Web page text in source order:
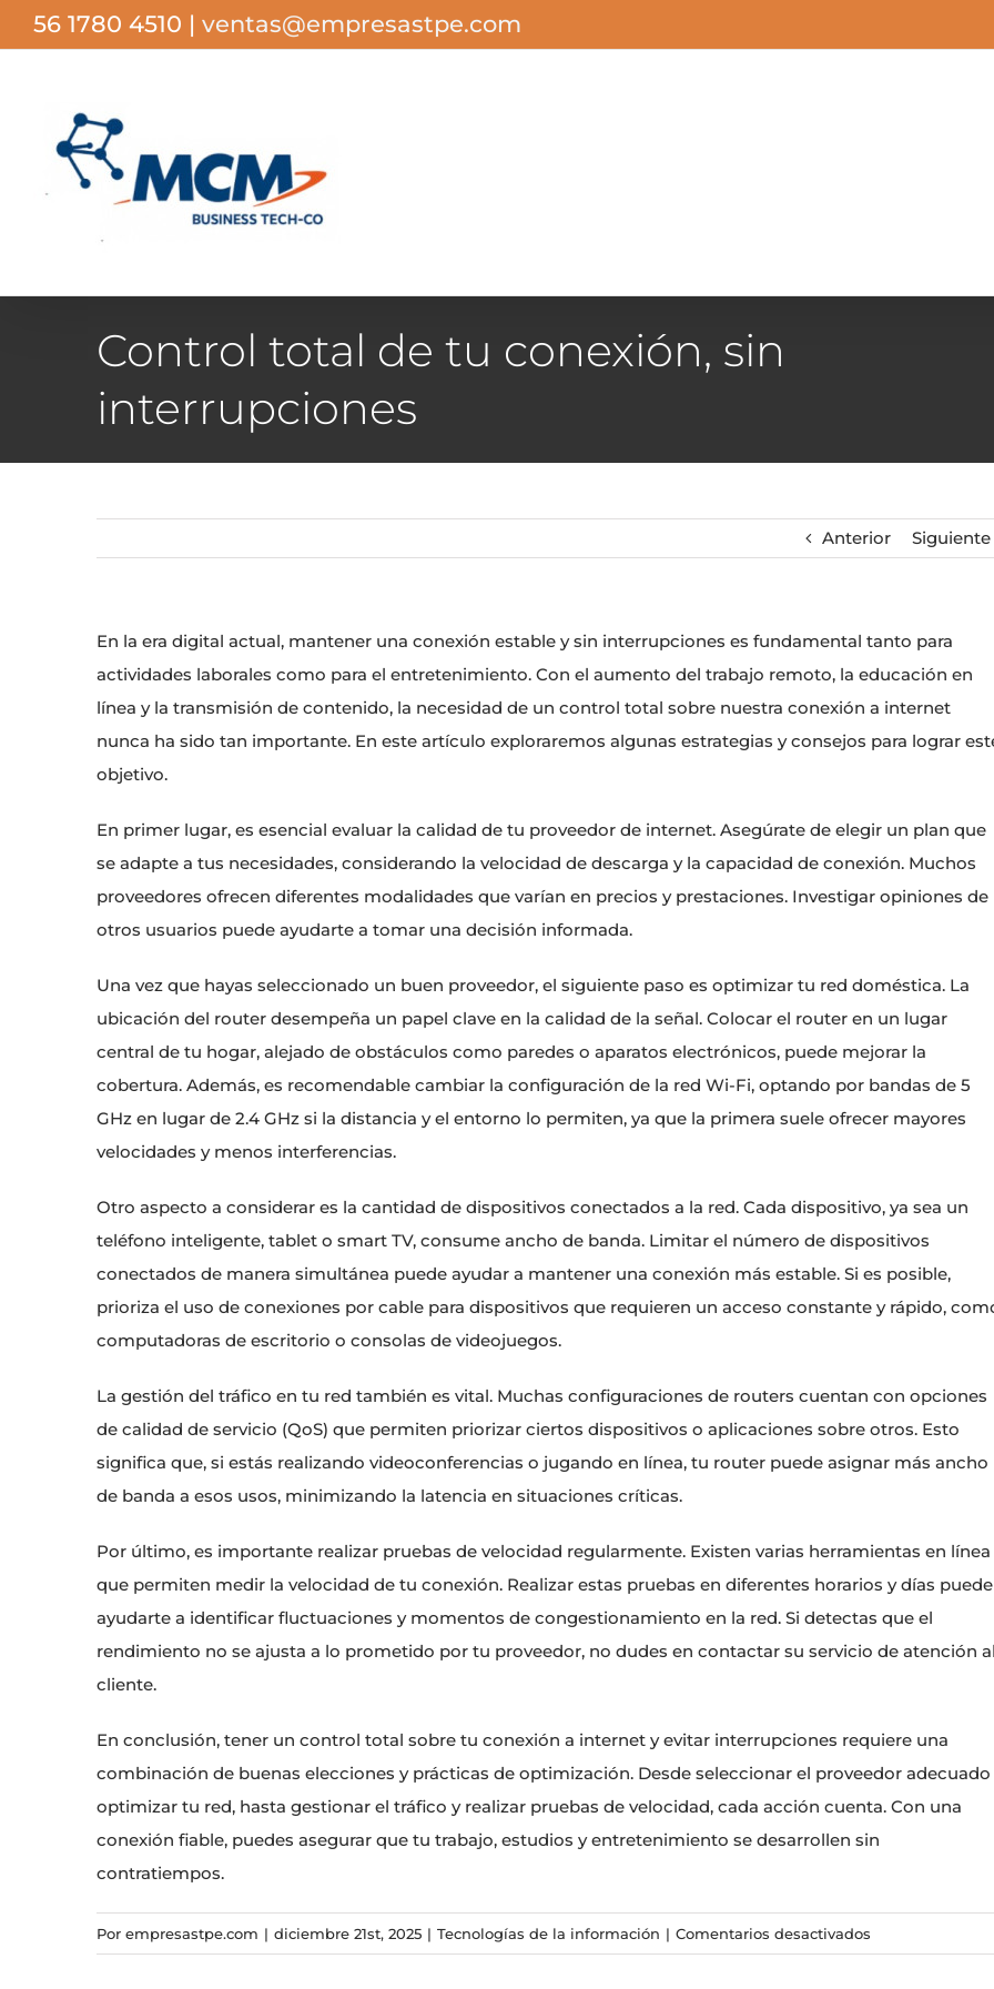
Saltar
al
56 1780 4510 | ventas@empresastpe.com
Control total de tu conexión, sin
interrupciones
Anterior Siguiente
En la era digital actual, mantener una conexión estable y sin interrupciones es fundamental tanto para
actividades laborales como para el entretenimiento. Con el aumento del trabajo remoto, la educación en
línea y la transmisión de contenido, la necesidad de un control total sobre nuestra conexión a internet
nunca ha sido tan importante. En este artículo exploraremos algunas estrategias y consejos para lograr
objetivo.
En primer lugar, es esencial evaluar la calidad de tu proveedor de internet. Asegúrate de elegir un plan que
se adapte a tus necesidades, considerando la velocidad de descarga y la capacidad de conexión. Muchos
proveedores ofrecen diferentes modalidades que varían en precios y prestaciones. Investigar opiniones de
otros usuarios puede ayudarte a tomar una decisión informada.
Una vez que hayas seleccionado un buen proveedor, el siguiente paso es optimizar tu red doméstica. La
ubicación del router desempeña un papel clave en la calidad de la señal. Colocar el router en un lugar
central de tu hogar, alejado de obstáculos como paredes o aparatos electrónicos, puede mejorar la
cobertura. Además, es recomendable cambiar la configuración de la red Wi-Fi, optando por bandas de 5
GHz en lugar de 2.4 GHz si la distancia y el entorno lo permiten, ya que la primera suele ofrecer mayores
velocidades y menos interferencias.
Otro aspecto a considerar es la cantidad de dispositivos conectados a la red. Cada dispositivo, ya sea un
teléfono inteligente, tablet o smart TV, consume ancho de banda. Limitar el número de dispositivos
conectados de manera simultánea puede ayudar a mantener una conexión más estable. Si es posible,
prioriza el uso de conexiones por cable para dispositivos que requieren un acceso constante y rápido,
computadoras de escritorio o consolas de videojuegos.
La gestión del tráfico en tu red también es vital. Muchas configuraciones de routers cuentan con opciones
de calidad de servicio (QoS) que permiten priorizar ciertos dispositivos o aplicaciones sobre otros. Esto
significa que, si estás realizando videoconferencias o jugando en línea, tu router puede asignar más ancho
de banda a esos usos, minimizando la latencia en situaciones críticas.
Por último, es importante realizar pruebas de velocidad regularmente. Existen varias herramientas en línea
que permiten medir la velocidad de tu conexión. Realizar estas pruebas en diferentes horarios y días puede
ayudarte a identificar fluctuaciones y momentos de congestionamiento en la red. Si detectas que el
rendimiento no se ajusta a lo prometido por tu proveedor, no dudes en contactar su servicio de atención
cliente.
En conclusión, tener un control total sobre tu conexión a internet y evitar interrupciones requiere una
combinación de buenas elecciones y prácticas de optimización. Desde seleccionar el proveedor adecuado
optimizar tu red, hasta gestionar el tráfico y realizar pruebas de velocidad, cada acción cuenta. Con una
conexión fiable, puedes asegurar que tu trabajo, estudios y entretenimiento se desarrollen sin
contratiempos.
Por empresastpe.com | diciembre 21st, 2025 | Tecnologías de la información | Comentarios desactivados